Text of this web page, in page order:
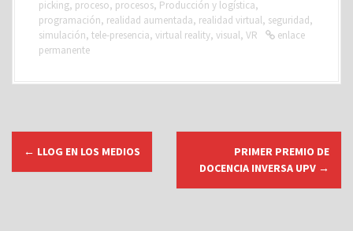
picking, proceso, procesos, Producción y logística,
programación, realidad aumentada, realidad virtual, seguridad,
simulación, tele-presencia, virtual reality, visual, VR
enlace
permanente
← LLOG EN LOS MEDIOS
PRIMER PREMIO DE
DOCENCIA INVERSA UPV →